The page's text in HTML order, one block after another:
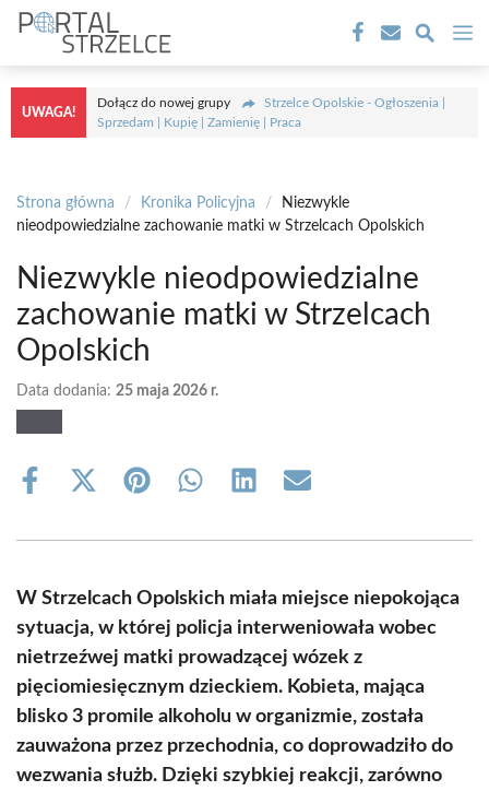
Przejdź
treści
UWAGA!
Dołącz do nowej grupy
Strzelce Opolskie - Ogłoszenia |
Sprzedam | Kupię | Zamienię | Praca
Strona główna / Kronika Policyjna /
Niezwykle
nieodpowiedzialne zachowanie matki w Strzelcach Opolskich
Niezwykle nieodpowiedzialne
zachowanie matki w Strzelcach
Opolskich
Data dodania: 25 maja 2026 r.
Share
Share
(Twitter)
Share Share Share Share
W Strzelcach Opolskich miała miejsce niepokojąca
sytuacja, w której policja interweniowała wobec
nietrzeźwej matki prowadzącej wózek z
pięciomiesięcznym dzieckiem. Kobieta, mająca
blisko 3 promile alkoholu w organizmie, została
zauważona przez przechodnia, co doprowadziło do
wezwania służb. Dzięki szybkiej reakcji, zarówno